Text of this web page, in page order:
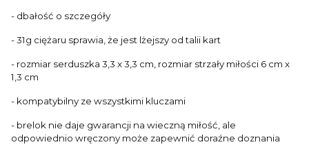
- dbałość o szczegóły
- 31g ciężaru sprawia, że jest lżejszy od talii kart
- rozmiar serduszka 3,3 x 3,3 cm, rozmiar strzały miłości 6 cm x
1,3 cm
- kompatybilny ze wszystkimi kluczami
- brelok nie daje gwarancji na wieczną miłość, ale
odpowiednio wręczony może zapewnić doraźne doznania